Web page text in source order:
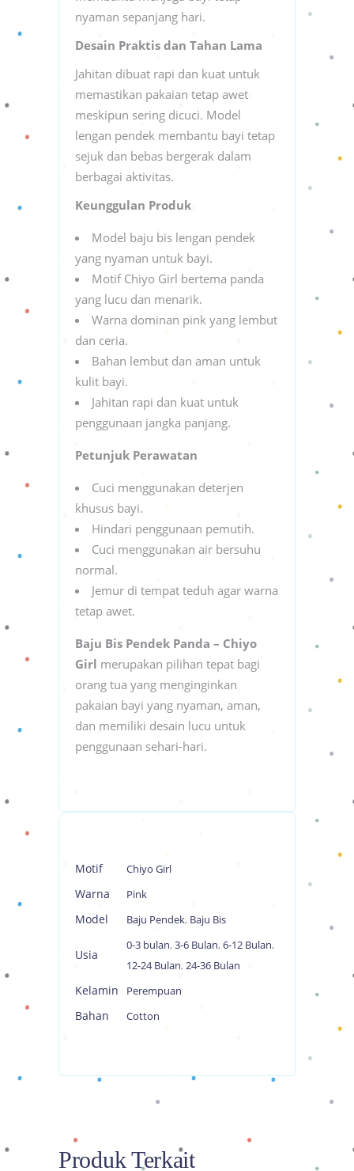
nyaman sepanjang hari.
Desain Praktis dan Tahan Lama
Jahitan dibuat rapi dan kuat untuk
memastikan pakaian tetap awet
meskipun sering dicuci. Model
lengan pendek membantu bayi tetap
sejuk dan bebas bergerak dalam
berbagai aktivitas.
Keunggulan Produk
Model baju bis lengan pendek
yang nyaman untuk bayi.
Motif Chiyo Girl bertema panda
yang lucu dan menarik.
Warna dominan pink yang lembut
dan ceria.
Bahan lembut dan aman untuk
kulit bayi.
Jahitan rapi dan kuat untuk
penggunaan jangka panjang.
Petunjuk Perawatan
Cuci menggunakan deterjen
khusus bayi.
Hindari penggunaan pemutih.
Cuci menggunakan air bersuhu
normal.
Jemur di tempat teduh agar warna
tetap awet.
Baju Bis Pendek Panda – Chiyo
Girl merupakan pilihan tepat bagi
orang tua yang menginginkan
pakaian bayi yang nyaman, aman,
dan memiliki desain lucu untuk
penggunaan sehari-hari.
Motif Chiyo Girl
Warna Pink
Model Baju Pendek, Baju Bis
Usia
0-3 bulan, 3-6 Bulan, 6-12 Bulan,
12-24 Bulan, 24-36 Bulan
Kelamin Perempuan
Bahan Cotton
Produk Terkait